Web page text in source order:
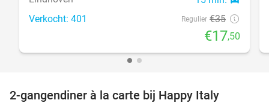
Verkocht: 401 Regulier €35
€17,50
2-gangendiner à la carte bij Happy Italy